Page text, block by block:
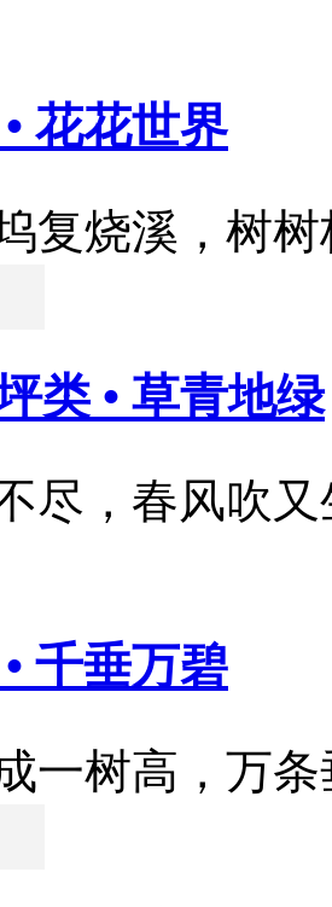
花花世界
复烧溪，树
类 • 草青地绿
尽，春风吹又
千垂万碧
一树高，万